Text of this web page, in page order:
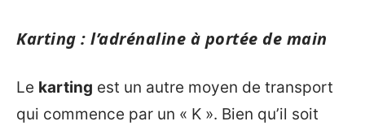
Karting : l’adrénaline à portée de main
Le karting est un autre moyen de transport
qui commence par un « K ». Bien qu’il soit